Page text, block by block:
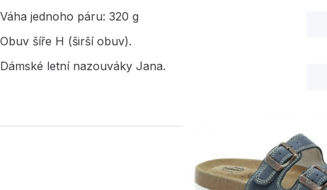
Váha jednoho páru: 320 g
Obuv šíře H (širší obuv).
Dámské letní nazouváky Jana.
PODOBNÉ